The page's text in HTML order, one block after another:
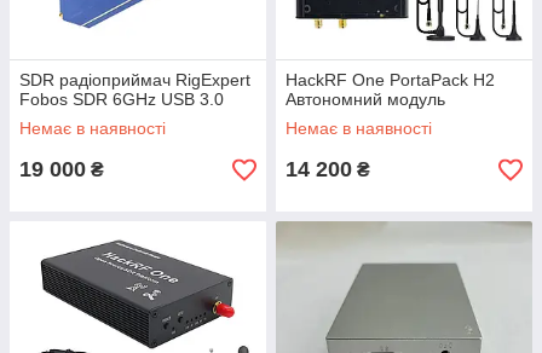
SDR радіоприймач RigExpert
Fobos SDR 6GHz USB 3.0
Немає в наявності
19 000 ₴
HackRF One PortaPack H2
Автономний модуль
Немає в наявності
14 200 ₴